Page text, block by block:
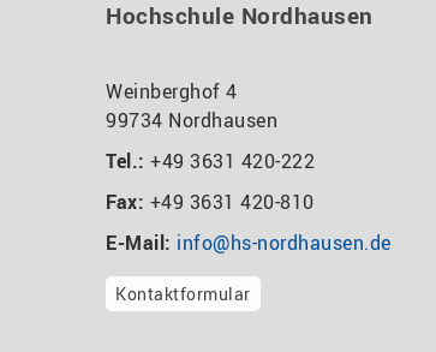
Hochschule Nordhausen
Weinberghof 4
99734 Nordhausen
Tel.: +49 3631 420-222
Fax: +49 3631 420-810
E-Mail: info@hs-nordhausen.de
Kontaktformular